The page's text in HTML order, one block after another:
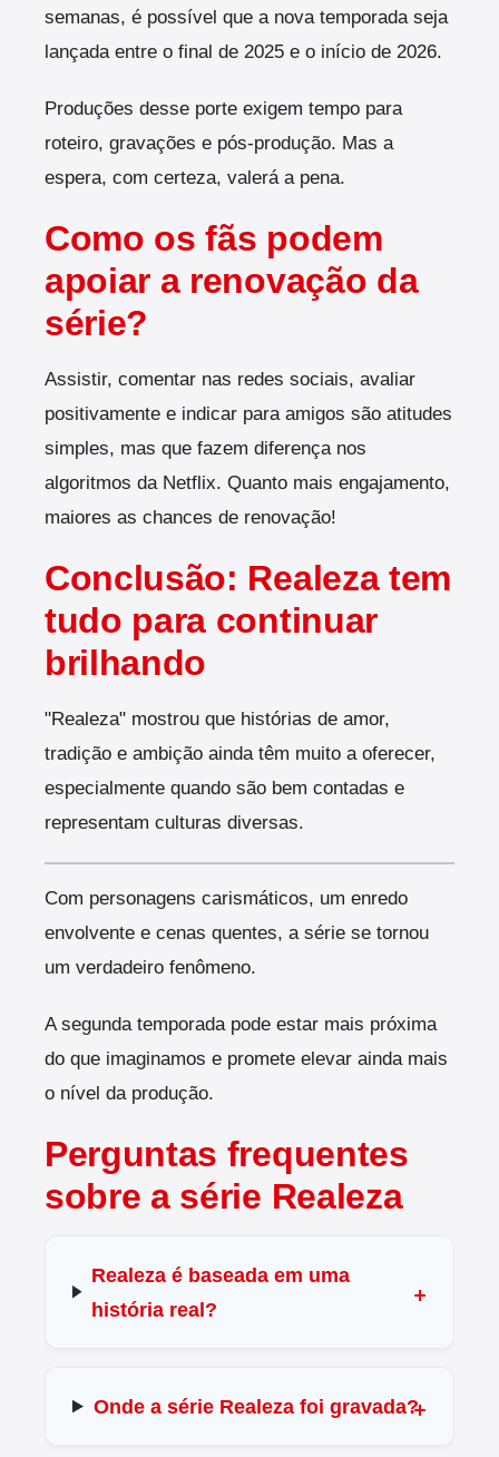
semanas, é possível que a nova temporada seja
lançada entre o final de 2025 e o início de 2026.
Produções desse porte exigem tempo para
roteiro, gravações e pós-produção. Mas a
espera, com certeza, valerá a pena.
Como os fãs podem
apoiar a renovação da
série?
Assistir, comentar nas redes sociais, avaliar
positivamente e indicar para amigos são atitudes
simples, mas que fazem diferença nos
algoritmos da Netflix. Quanto mais engajamento,
maiores as chances de renovação!
Conclusão: Realeza tem
tudo para continuar
brilhando
"Realeza" mostrou que histórias de amor,
tradição e ambição ainda têm muito a oferecer,
especialmente quando são bem contadas e
representam culturas diversas.
Com personagens carismáticos, um enredo
envolvente e cenas quentes, a série se tornou
um verdadeiro fenômeno.
A segunda temporada pode estar mais próxima
do que imaginamos e promete elevar ainda mais
o nível da produção.
Perguntas frequentes
sobre a série Realeza
Realeza é baseada em uma
história real?
Onde a série Realeza foi gravada?